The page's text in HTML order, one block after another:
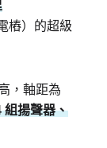
樁）的超級
，軸距為
組揚聲器、